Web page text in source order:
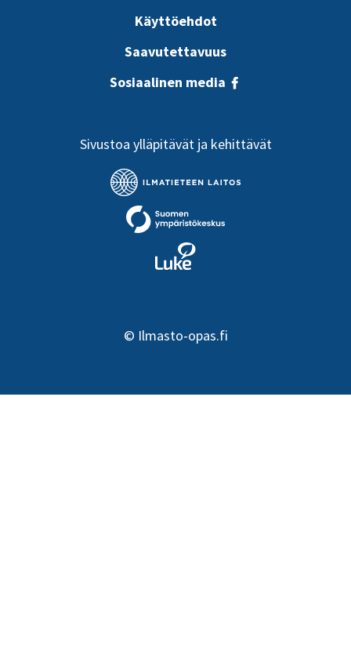
Käyttöehdot
Saavutettavuus
Sosiaalinen media
Sivustoa ylläpitävät ja kehittävät
© Ilmasto-opas.fi